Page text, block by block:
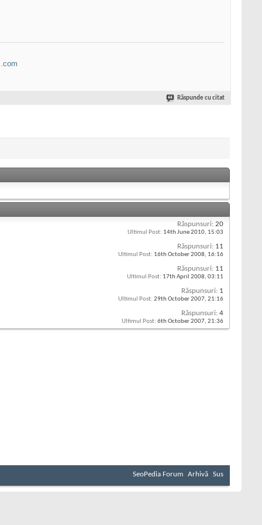
Răspunde cu citat
Răspunsuri: 20
Ultimul Post: 14th June 2010, 15:03
Răspunsuri: 11
Ultimul Post: 16th October 2008, 16:16
Răspunsuri: 11
Ultimul Post: 17th April 2008, 03:11
Răspunsuri: 1
Ultimul Post: 29th October 2007, 21:16
Răspunsuri: 4
Ultimul Post: 6th October 2007, 21:36
SeoPedia Forum Arhivă Sus